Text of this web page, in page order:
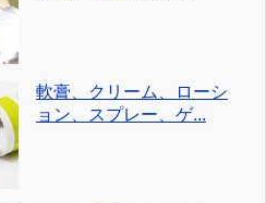
軟膏、クリーム、ローシ
ョン、スプレー、ゲ...